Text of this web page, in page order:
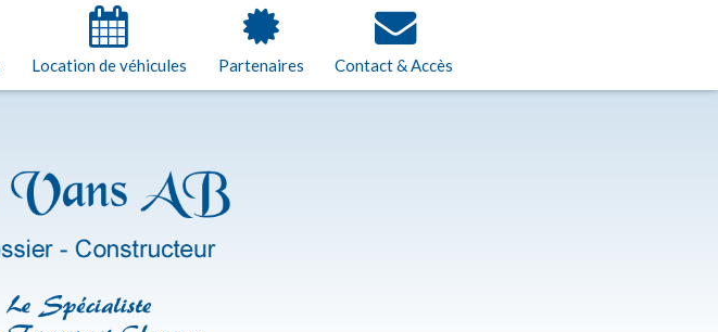
Location de véhicules Partenaires Contact & Accès